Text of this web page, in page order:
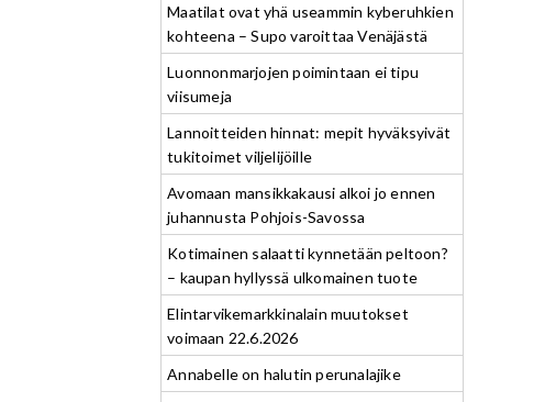
Maatilat ovat yhä useammin kyberuhkien
kohteena – Supo varoittaa Venäjästä
Luonnonmarjojen poimintaan ei tipu
viisumeja
Lannoitteiden hinnat: mepit hyväksyivät
tukitoimet viljelijöille
Avomaan mansikkakausi alkoi jo ennen
juhannusta Pohjois-Savossa
Kotimainen salaatti kynnetään peltoon?
– kaupan hyllyssä ulkomainen tuote
Elintarvikemarkkinalain muutokset
voimaan 22.6.2026
Annabelle on halutin perunalajike